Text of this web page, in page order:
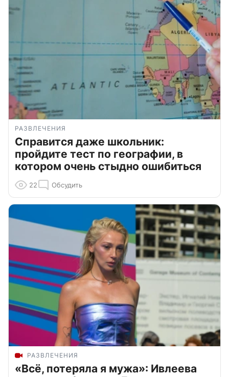
РАЗВЛЕЧЕНИЯ
Справится даже школьник:
пройдите тест по географии, в
котором очень стыдно ошибиться
22 Обсудить
РАЗВЛЕЧЕНИЯ
«Всё, потеряла я мужа»: Ивлеева